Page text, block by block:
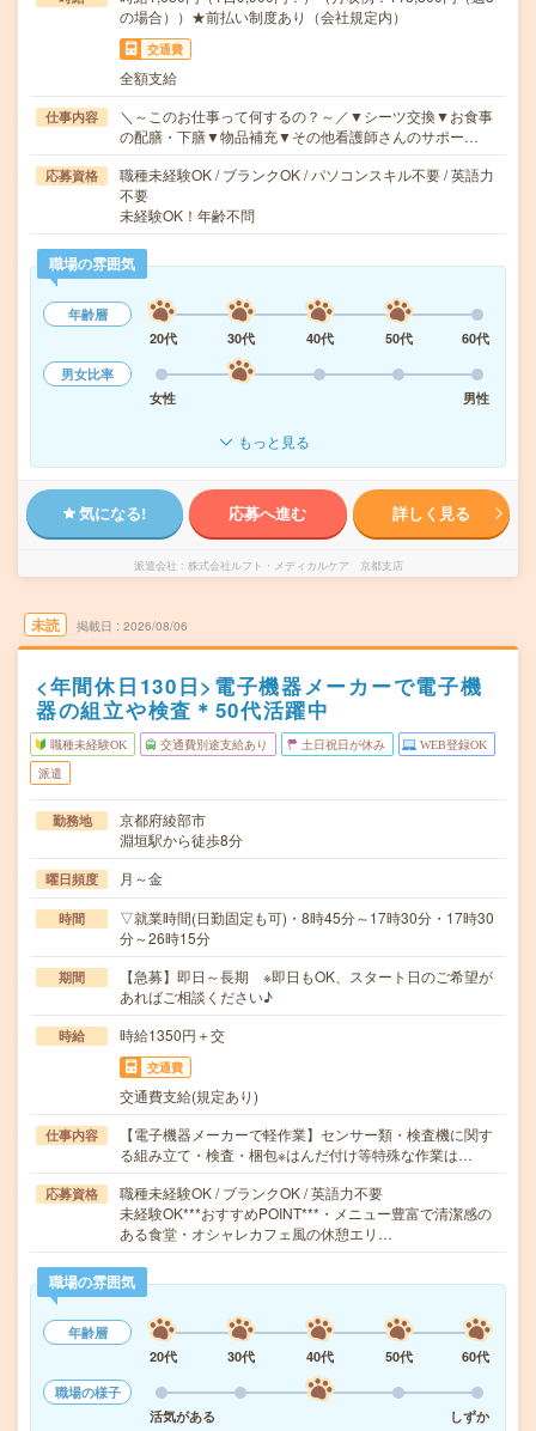
の場合））★前払い制度あり（会社規定内）
交通費
全額支給
仕事内容
＼～このお仕事って何するの？～／▼シーツ交換▼お食事
の配膳・下膳▼物品補充▼その他看護師さんのサポー…
応募資格
職種未経験OK / ブランクOK / パソコンスキル不要 / 英語力
不要
未経験OK！年齢不問
職場の雰囲気
年齢層
20代
30代 40代 50代
60代
男女比率
女性
男性
もっと見る
気になる! 応募へ進む 詳しく見る
派遣会社 株式会社ルフト・メディカルケア 京都支店
未読 掲載日 2026/08/06
<年間休日130日>電子機器メーカーで電子機
器の組立や検査＊50代活躍中
職種未経験OK 交通費別途支給あり 土日祝日が休み WEB登録OK
派遣
勤務地
京都府綾部市
淵垣駅から徒歩8分
曜日頻度 月～金
時間
▽就業時間(日勤固定も可)・8時45分～17時30分・17時30
分～26時15分
期間
【急募】即日～長期 ※即日もOK、スタート日のご希望が
あればご相談ください♪
時給 時給1350円＋交
交通費
交通費支給(規定あり)
仕事内容
【電子機器メーカーで軽作業】センサー類・検査機に関す
る組み立て・検査・梱包※はんだ付け等特殊な作業は…
応募資格
職種未経験OK / ブランクOK / 英語力不要
未経験OK***おすすめPOINT***・メニュー豊富で清潔感の
ある食堂・オシャレカフェ風の休憩エリ…
職場の雰囲気
年齢層
20代
30代 40代 50代
60代
職場の様子
活気がある
しずか